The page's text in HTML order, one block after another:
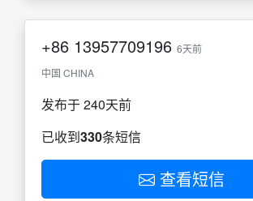
+86 13957709196 6天前
中国 CHINA
发布于 240天前
已收到330条短信
查看短信